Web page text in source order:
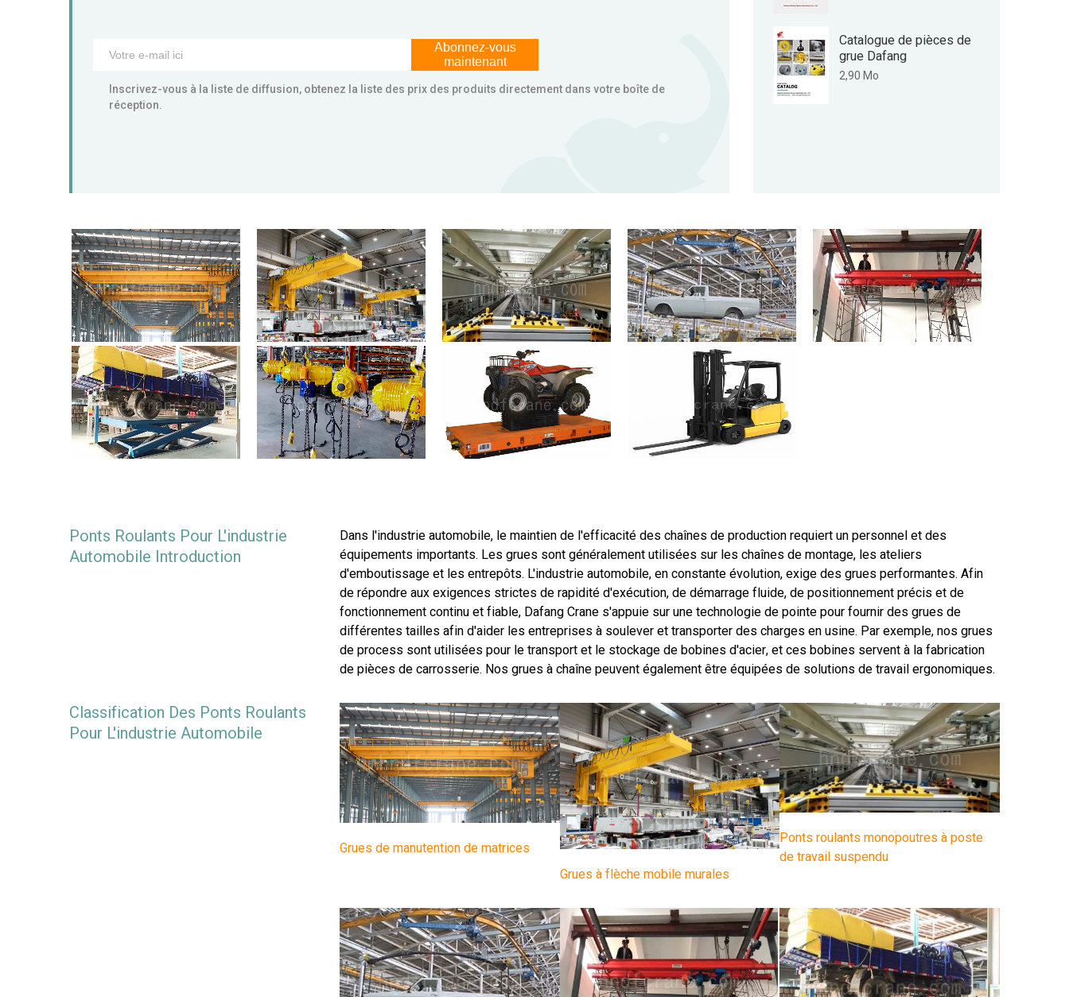
Abonnez-vous
maintenant
Inscrivez-vous à la liste de diffusion, obtenez la liste des prix des produits directement dans votre boîte de
réception.
Catalogue de pièces de
grue Dafang
2,90 Mo
Ponts Roulants Pour L'industrie
Automobile Introduction
Dans l'industrie automobile, le maintien de l'efficacité des chaînes de production requiert un personnel et des
équipements importants. Les grues sont généralement utilisées sur les chaînes de montage, les ateliers
d'emboutissage et les entrepôts. L'industrie automobile, en constante évolution, exige des grues performantes. Afin
de répondre aux exigences strictes de rapidité d'exécution, de démarrage fluide, de positionnement précis et de
fonctionnement continu et fiable, Dafang Crane s'appuie sur une technologie de pointe pour fournir des grues de
différentes tailles afin d'aider les entreprises à soulever et transporter des charges en usine. Par exemple, nos grues
de process sont utilisées pour le transport et le stockage de bobines d'acier, et ces bobines servent à la fabrication
de pièces de carrosserie. Nos grues à chaîne peuvent également être équipées de solutions de travail ergonomiques.
Classification Des Ponts Roulants
Pour L'industrie Automobile
Grues de manutention de matrices
Grues à flèche mobile murales
Ponts roulants monopoutres à poste
de travail suspendu